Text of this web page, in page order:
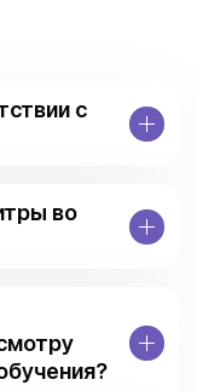
с
во